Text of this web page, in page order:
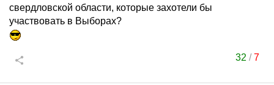
свердловской области, которые захотели бы
участвовать в Выборах?
32 /7